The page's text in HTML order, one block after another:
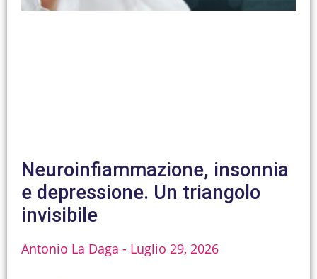
Neuroinfiammazione, insonnia
e depressione. Un triangolo
invisibile
Antonio La Daga Luglio 29, 2026